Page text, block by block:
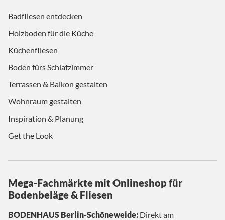
Badfliesen entdecken
Holzboden für die Küche
Küchenfliesen
Boden fürs Schlafzimmer
Terrassen & Balkon gestalten
Wohnraum gestalten
Inspiration & Planung
Get the Look
Mega-Fachmärkte mit Onlineshop für
Bodenbeläge & Fliesen
BODENHAUS Berlin-Schöneweide: Direkt am